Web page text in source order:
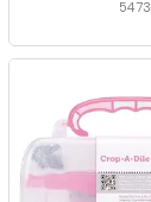
5473